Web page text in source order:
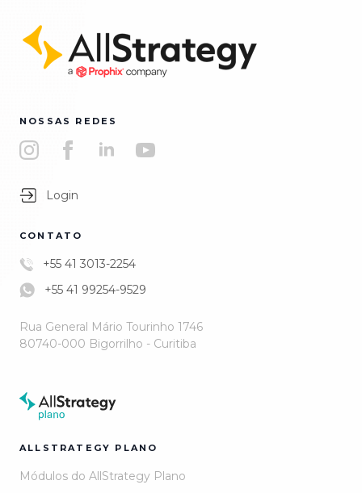
NOSSAS REDES
Login
CONTATO
+55 41 3013-2254
+55 41 99254-9529
Rua General Mário Tourinho 1746
80740-000 Bigorrilho - Curitiba
ALLSTRATEGY PLANO
Módulos do AllStrategy Plano